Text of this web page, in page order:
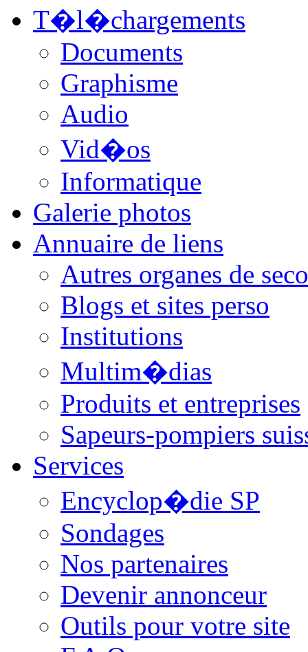
T�l�chargements
Documents
Graphisme
Audio
Vid�os
Informatique
Galerie photos
Annuaire de liens
Autres organes de
Blogs et sites perso
Institutions
Multim�dias
Produits et entreprises
Sapeurs-pompiers
Services
Encyclop�die SP
Sondages
Nos partenaires
Devenir annonceur
Outils pour votre site